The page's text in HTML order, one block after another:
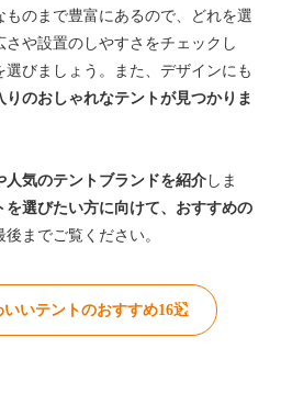
のまで豊富にあるので、どれを選
や設置のしやすさをチェックし
びましょう。また、デザインにも
りのおしゃれなテントが見つかりま
人気のテントブランドを紹介 しま
を選びたい方に向けて、おすすめの
までご覧ください。
いテントのおすすめ16選